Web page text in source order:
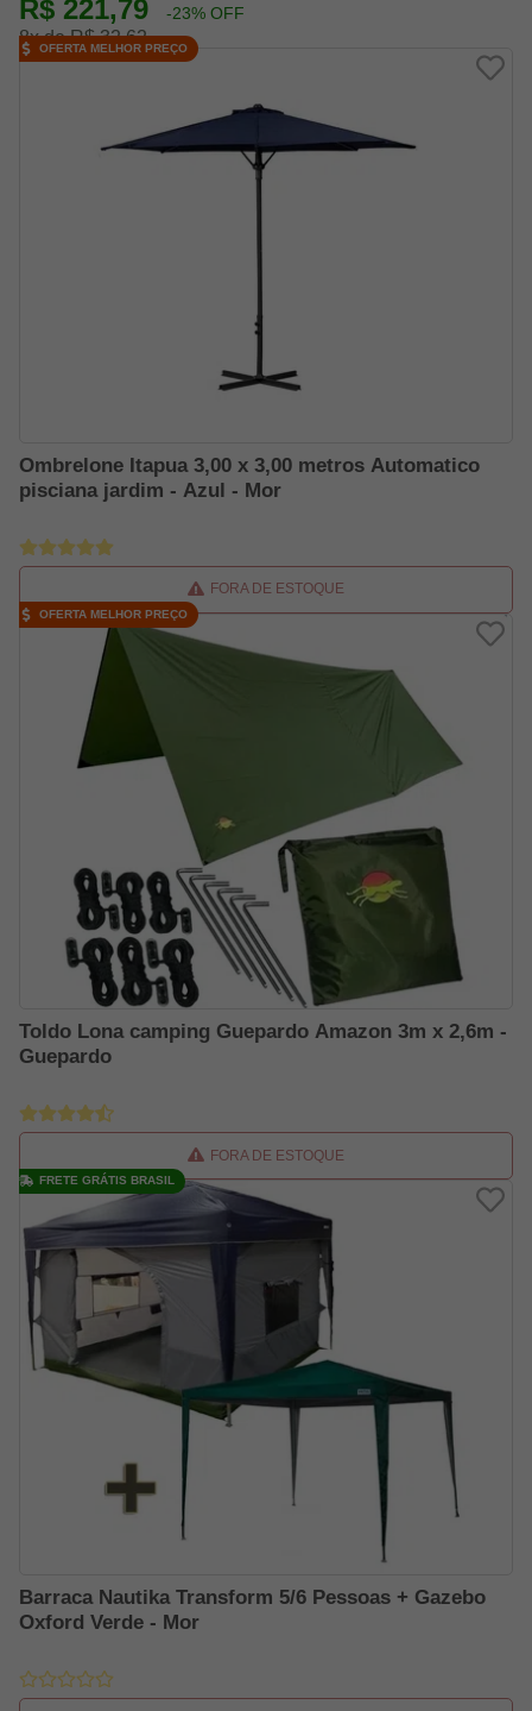
R$ 221,79 -23% OFF
8x de R$ 32,62
Ombrelone Itapua 3,00 x 3,00 metros Automatico
pisciana jardim - Azul - Mor
FORA DE ESTOQUE
OFERTA MELHOR PREÇO
Toldo Lona camping Guepardo Amazon 3m x 2,6m -
Guepardo
FORA DE ESTOQUE
OFERTA MELHOR PREÇO
Barraca Nautika Transform 5/6 Pessoas + Gazebo
Oxford Verde - Mor
FRETE GRÁTIS BRASIL